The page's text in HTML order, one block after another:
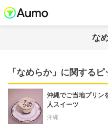
な
「なめらか」に関する
沖縄でご当地プリン
人スイーツ
沖縄